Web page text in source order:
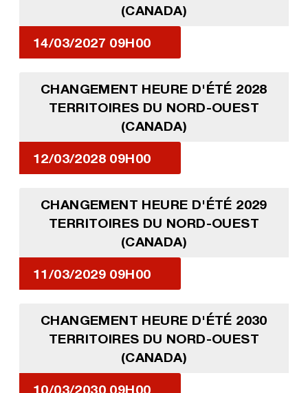
(CANADA)
14/03/2027 09H00
CHANGEMENT HEURE D'ÉTÉ 2028
TERRITOIRES DU NORD-OUEST
(CANADA)
12/03/2028 09H00
CHANGEMENT HEURE D'ÉTÉ 2029
TERRITOIRES DU NORD-OUEST
(CANADA)
11/03/2029 09H00
CHANGEMENT HEURE D'ÉTÉ 2030
TERRITOIRES DU NORD-OUEST
(CANADA)
10/03/2030 09H00